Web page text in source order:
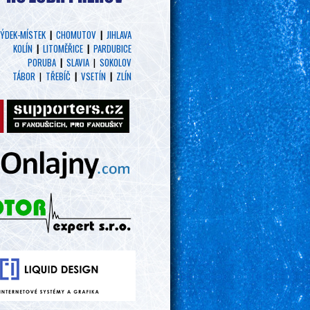
MÍSTEK| CHOMUTOV | JIHLAVA
KOLÍN | LITOMĚŘICE | PARDUBICE
PORUBA | SLAVIA | SOKOLOV
TÁBOR | TŘEBÍČ | VSETÍN | ZLÍN